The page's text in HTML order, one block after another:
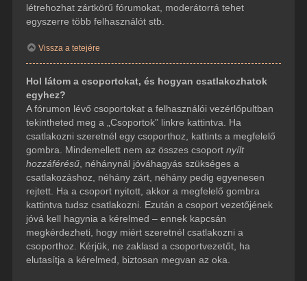
létrehozhat zártkörű fórumokat, moderátorrá tehet
egyszerre több felhasználót stb.
Vissza a tetejére
Hol látom a csoportokat, és hogyan csatlakozhatok
egyhez?
A fórumon lévő csoportokat a felhasználói vezérlőpultban
tekintheted meg a „Csoportok” linkre kattintva. Ha
csatlakozni szeretnél egy csoporthoz, kattints a megfelelő
gombra. Mindemellett nem az összes csoport nyílt
hozzáférésű, néhánynál jóváhagyás szükséges a
csatlakozáshoz, néhány zárt, néhány pedig egyenesen
rejtett. Ha a csoport nyitott, akkor a megfelelő gombra
kattintva tudsz csatlakozni. Ezután a csoport vezetőjének
jóvá kell hagynia a kérelmed – ennek kapcsán
megkérdezheti, hogy miért szeretnél csatlakozni a
csoporthoz. Kérjük, ne zaklasd a csoportvezetőt, ha
elutasítja a kérelmed, biztosan megvan az oka.